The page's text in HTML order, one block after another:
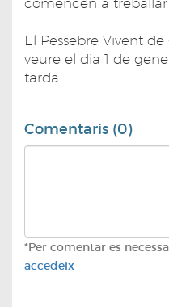
comencen a treballar
El Pessebre Vivent
veure el dia 1 de
tarda.
Comentaris (0)
*Per comentar es
accedeix